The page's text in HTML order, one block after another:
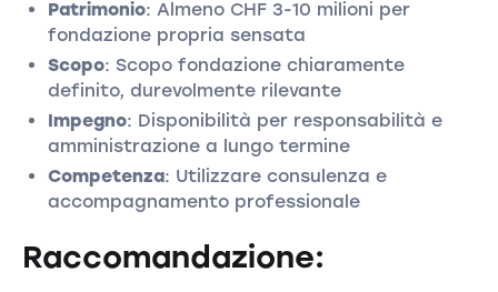
Patrimonio: Almeno CHF 3-10 milioni per
fondazione propria sensata
Scopo: Scopo fondazione chiaramente
definito, durevolmente rilevante
Impegno: Disponibilità per responsabilità e
amministrazione a lungo termine
Competenza: Utilizzare consulenza e
accompagnamento professionale
Raccomandazione: